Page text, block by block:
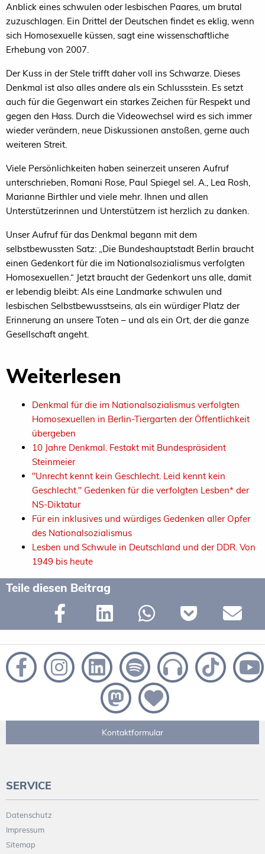
Anblick eines schwulen oder lesbischen Paares, um brutal
zuzuschlagen. Ein Drittel der Deutschen findet es eklig, wenn
sich Homosexuelle küssen, sagt eine wissenschaftliche
Erhebung von 2007.
Der Kuss in der Stele trifft daher voll ins Schwarze. Dieses
Denkmal ist also alles andere als ein Schlussstein. Es setzt
auch für die Gegenwart ein starkes Zeichen für Respekt und
gegen den Hass. Durch die Videowechsel wird es sich immer
wieder verändern, neue Diskussionen anstoßen, gerne auch
weiteren Streit.
Viele Persönlichkeiten haben seinerzeit unseren Aufruf
unterschrieben, Romani Rose, Paul Spiegel sel. A., Lea Rosh,
Marianne Birthler und viele mehr. Ihnen und allen
Unterstützerinnen und Unterstützern ist herzlich zu danken.
Unser Aufruf für das Denkmal begann mit dem
selbstbewussten Satz: „Die Bundeshauptstadt Berlin braucht
einen Gedenkort für die im Nationalsozialismus verfolgten
Homosexuellen.“ Jetzt braucht der Gedenkort uns alle, damit
er lebendig bleibt: Als eine Landmarke schwulen und
lesbischen Selbstbewusstseins, als ein würdiger Platz der
Erinnerung an unsere Toten – und als ein Ort, der die ganze
Gesellschaft angeht.
Weiterlesen
Denkmal für die im Nationalsozialismus verfolgten
Homosexuellen in Berlin-Tiergarten der Öffentlichkeit
übergeben
10 Jahre Denkmal. Festakt mit Bundespräsident
Steinmeier
"Unrecht kennt kein Geschlecht. Leid kennt kein
Geschlecht." Gedenken für die verfolgten Lesben* der
NS-Diktatur
Für ein inklusives und würdiges Gedenken aller Opfer
des Nationalsozialismus
Lesben und Schwule in Deutschland und der DDR. Von
1949 bis heute
Teile diesen Beitrag
Kontaktformular
SERVICE
Datenschutz
Impressum
Sitemap